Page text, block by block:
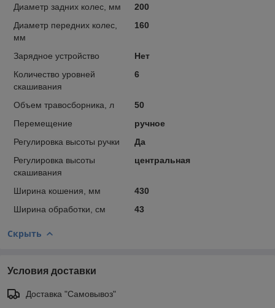
Диаметр задних колес, мм
200
Диаметр передних колес,
мм
160
Зарядное устройство
Нет
Количество уровней
скашивания
6
Объем травосборника, л
50
Перемещение
ручное
Регулировка высоты ручки
Да
Регулировка высоты
скашивания
центральная
Ширина кошения, мм
430
Ширина обработки, см
43
Скрыть
Условия доставки
Доставка "Самовывоз"